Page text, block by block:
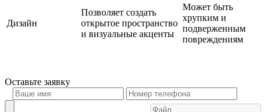
Дизайн
Позволяет создать
открытое пространство
и визуальные акценты
Может быть
хрупким и
подверженным
повреждениям
Оставьте заявку